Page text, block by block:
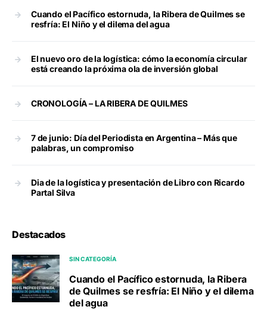
Cuando el Pacífico estornuda, la Ribera de Quilmes se
resfría: El Niño y el dilema del agua
El nuevo oro de la logística: cómo la economía circular
está creando la próxima ola de inversión global
CRONOLOGÍA – LA RIBERA DE QUILMES
7 de junio: Día del Periodista en Argentina – Más que
palabras, un compromiso
Dia de la logística y presentación de Libro con Ricardo
Partal Silva
Destacados
SIN CATEGORÍA
Cuando el Pacífico estornuda, la Ribera
de Quilmes se resfría: El Niño y el dilema
del agua